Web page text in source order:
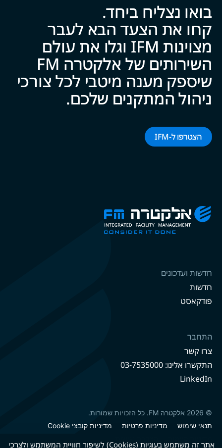
בואו נצליח ביח‍‍ד.
קחו את הצעד הבא לעבר
מצוינות IFM וגלו את עולם
השירותים של אלקטרה FM
שיספק מענה מיטבי לכל צ‍‍ו‍‍רכי
ניהול המתקנים של‍‍כם.
הצטרפו ל-‌‌IFM‌‌
חדשות ועדכונים
חדשות
פודקאסט
התחבר
צרו קשר
התקשרו אלינו: 03-7535000
LinkedIn
© 2026 אלקטרה FM. כל הזכויות שמורות.
תנאי שימוש
מדיניות פרטיות
מדיניות קובצי Cookie
אתר זה משתמש בעוגיות (Cookies) לשיפור חוויית המשתמש ולצרכי